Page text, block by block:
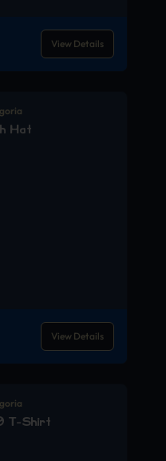
View Details
Hat
View Details
T-Shirt